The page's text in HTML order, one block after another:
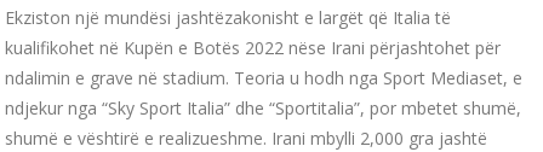
Ekziston një mundësi jashtëzakonisht e largët që Italia të
kualifikohet në Kupën e Botës 2022 nëse Irani përjashtohet për
ndalimin e grave në stadium. Teoria u hodh nga Sport Mediaset, e
ndjekur nga “Sky Sport Italia” dhe “Sportitalia”, por mbetet shumë,
shumë e vështirë e realizueshme. Irani mbylli 2,000 gra jashtë